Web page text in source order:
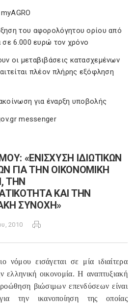
του αφορολόγητου ορίου από
6.000 ευρώ τον χρόνο
οι μεταβιβάσεις κατασχεμένων
πλέον πλήρης εξόφληση
για έναρξη υποβολής
messenger
«ΕΝΙΣΧΥΣΗ ΙΔΙΩΤΙΚΩΝ
ΓΙΑ ΤΗΝ ΟΙΚΟΝΟΜΙΚΗ
ΤΗΝ
ΚΑΙ ΤΗΝ
ΣΥΝΟΧΗ»
2010
νόμου εισάγεται σε μία ιδιαίτερα
ελληνική οικονομία. Η αναπτυξιακή
βιώσιμων επενδύσεων είναι
την ικανοποίηση της οποίας